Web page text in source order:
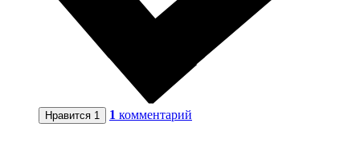
Нравится 1 1 комментарий